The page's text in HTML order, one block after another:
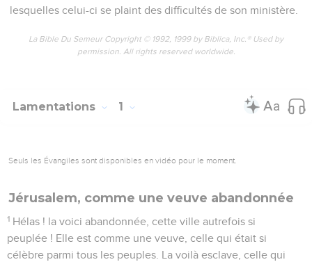
lesquelles celui-ci se plaint des difficultés de son ministère.
La Bible Du Semeur Copyright © 1992, 1999 by Biblica, Inc.® Used by
permission. All rights reserved worldwide.
Lamentations 1
Seuls les Évangiles sont disponibles en vidéo pour le moment.
Jérusalem, comme une veuve abandonnée
1 Hélas ! la voici abandonnée, cette ville autrefois si
peuplée ! Elle est comme une veuve, celle qui était si
célèbre parmi tous les peuples. La voilà esclave, celle qui